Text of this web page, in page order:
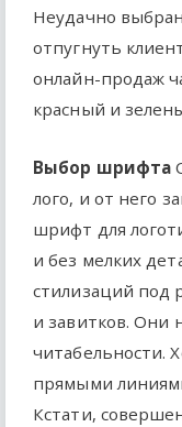
Неудачно
отпугнуть
онлайн-продаж
красный и
Выбор шрифта
лого, и от него
шрифт для
и без мелких
стилизаций под
и завитков. Они
читабельности.
прямыми
Кстати,